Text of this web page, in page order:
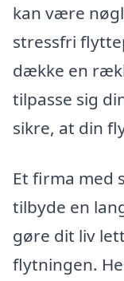
kan være
stressfri
dække en
tilpasse sig
sikre, at din
Et firma med
tilbyde en
gøre dit liv
flytningen.